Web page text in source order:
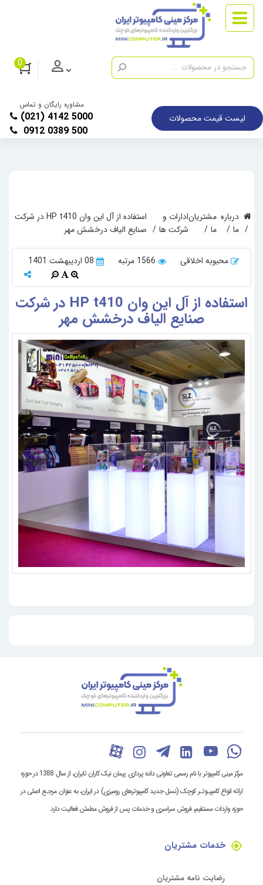
0
لیست قیمت محصولات
مشاوره رایگان و تماس
(021) 4142 5000
0912 0389 500
درباره
ما
مشتریان
ما
ادارات و
شرکت ها
استفاده از آل این وان HP t410 در شرکت
صنایع الیاف درخشش مهر
محبوبه اخلاقی 1566 مرتبه 08 اردیبهشت 1401
استفاده از آل این وان HP t410 در شرکت
صنایع الیاف درخشش مهر
مرکز مینی کامپیوتر با نام رسمی تعاونی داده پردازی پیمان نیک کاران تابران، از سال 1388 در حوزه
ارائه انواع کامپیـوتـر کوچک (نسل جدید کامپیوترهای رومیزی) در ایران، به عنوان مرجـع اصلی در
حوزه واردات مستقیم، فروش سراسری و خدمات پس از فروش مطمئن فعالیت دارد.
خدمات مشتریان
رضایت نامه مشتریان